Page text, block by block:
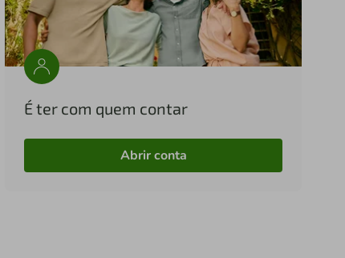
É ter com quem contar
Abrir conta